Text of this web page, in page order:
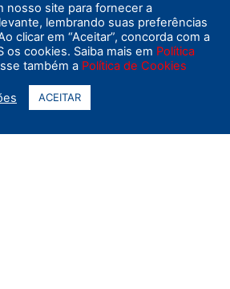
4055 2º andar, salas 215 a
| Belo Horizonte - MG Cep
nosso site para fornecer a
lembrando suas preferências
clicar em “Aceitar”, concorda com a
os cookies. Saiba mais em Política
também a Política de Cookies
ACEITAR